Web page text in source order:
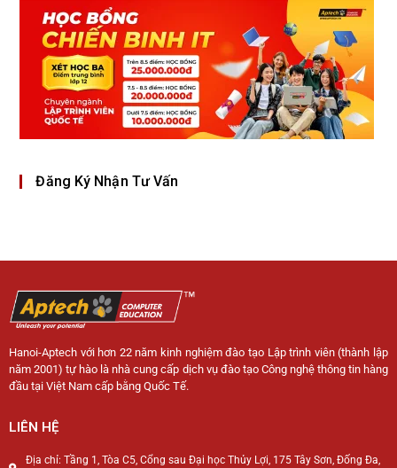
Đăng Ký Nhận Tư Vấn
Hanoi-Aptech với hơn 22 năm kinh nghiệm đào tạo Lập trình viên (thành lập
năm 2001) tự hào là nhà cung cấp dịch vụ đào tạo Công nghệ thông tin hàng
đầu tại Việt Nam cấp bằng Quốc Tế.
LIÊN HỆ
Địa chỉ: Tầng 1, Tòa C5, Cổng sau Đại học Thủy Lợi, 175 Tây Sơn, Đống Đa,